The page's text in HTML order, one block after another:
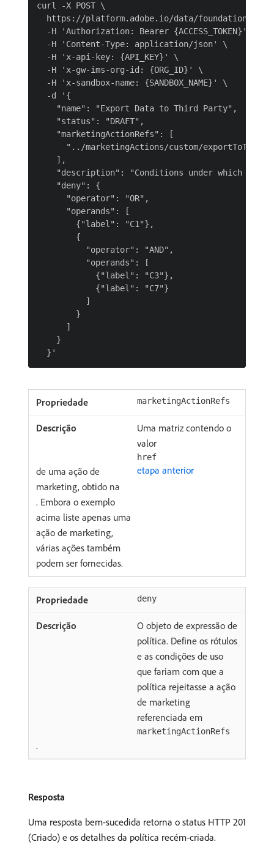
curl -X POST \
https://platform.adobe.io/data/foundation/
  -H 'Authorization: Bearer {ACCESS_TOKEN}' \
  -H 'Content-Type: application/json' \
  -H 'x-api-key: {API_KEY}' \
  -H 'x-gw-ims-org-id: {ORG_ID}' \
  -H 'x-sandbox-name: {SANDBOX_NAME}' \
  -d '{
    "name": "Export Data to Third Party",
    "status": "DRAFT",
    "marketingActionRefs": [
"../marketingActions/custom/
    ],
"description": "Conditions under which data
    "deny": {
      "operator": "OR",
      "operands": [
        {"label": "C1"},
        {
          "operator": "AND",
          "operands": [
            {"label": "C3"},
            {"label": "C7"}
          ]
        }
      ]
    }
marketingActionRefs
Uma matriz contendo o
valor
href
de uma ação de
marketing, obtido na
etapa anterior
. Embora o exemplo
acima liste apenas uma
ação de marketing,
várias ações também
podem ser fornecidas.
deny
O objeto de expressão de
política. Define os rótulos
e as condições de uso
que fariam com que a
política rejeitasse a ação
de marketing
referenciada em
marketingActionRefs
.
Resposta
Uma resposta bem-sucedida retorna o status HTTP 201
(Criado) e os detalhes da política recém-criada.